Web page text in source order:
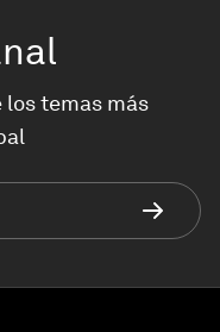
temas más